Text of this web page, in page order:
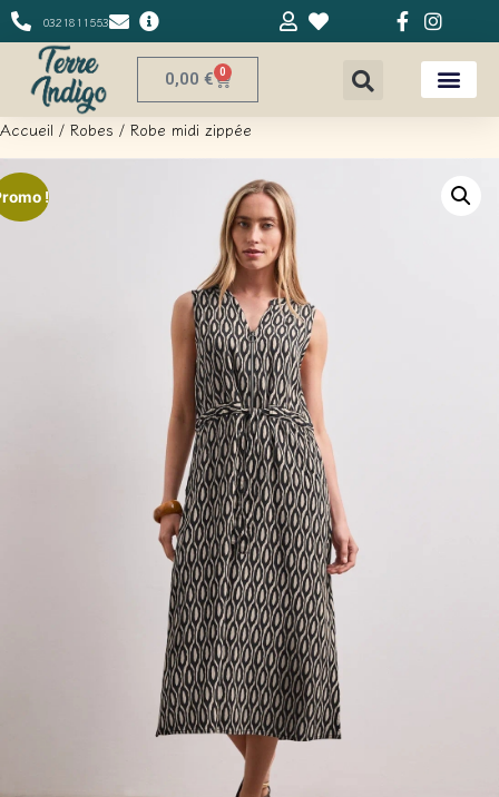
0321811553
0,00 € 0
Accueil / Robes / Robe midi zippée
!